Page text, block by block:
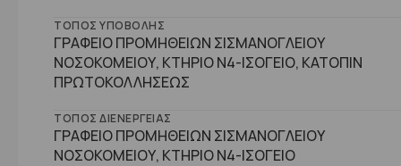
ΤΌΠΟΣ ΥΠΟΒΟΛΉΣ
ΓΡΑΦΕΙΟ ΠΡΟΜΗΘΕΙΩΝ ΣΙΣΜΑΝΟΓΛΕΙΟΥ
ΝΟΣΟΚΟΜΕΙΟΥ, ΚΤΗΡΙΟ Ν4-ΙΣΟΓΕΙΟ, ΚΑΤΟΠΙΝ
ΠΡΩΤΟΚΟΛΛΗΣΕΩΣ
ΤΌΠΟΣ ΔΙΕΝΈΡΓΕΙΑΣ
ΓΡΑΦΕΙΟ ΠΡΟΜΗΘΕΙΩΝ ΣΙΣΜΑΝΟΓΛΕΙΟΥ
ΝΟΣΟΚΟΜΕΙΟΥ, ΚΤHΡΙΟ Ν4-ΙΣΟΓΕΙΟ